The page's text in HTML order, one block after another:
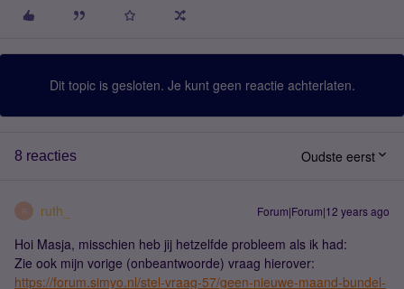
Dit topic is gesloten. Je kunt geen reactie achterlaten.
8 reacties Oudste eerst
R ruth_ Forum|Forum|12 years ago
Hoi Masja, misschien heb jij hetzelfde probleem als ik had:
Zie ook mijn vorige (onbeantwoorde) vraag hierover:
https://forum.simyo.nl/stel-vraag-57/geen-nieuwe-maand-bundel-